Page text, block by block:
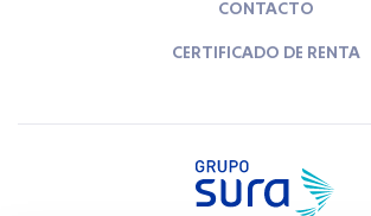
CONTACTO
CERTIFICADO DE RENTA